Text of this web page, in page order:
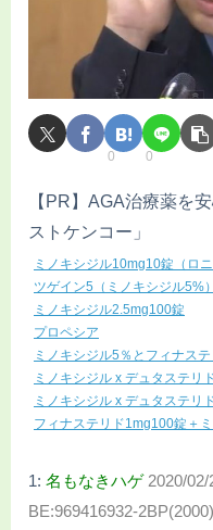
0 0
【PR】AGA治療薬を
ストケンコー」
ミノキシジル10mg10錠（ロ
ツゲイン5（ミノキシジル5%）
ミノキシジル2.5mg100錠
プロペシア
ミノキシジル5％とフィナス
ミノキシジル x デュタステリ
ミノキシジル x デュタステリ
フィナステリド1mg100錠＋
1: 名もなきハゲ 2020/
BE:969416932-2BP(2000)